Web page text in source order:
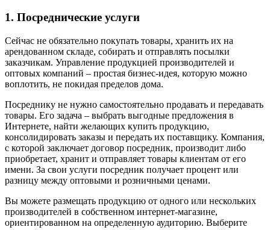
1. Посреднические услуги
Сейчас не обязательно покупать товары, хранить их на
арендованном складе, собирать и отправлять посылки
заказчикам. Управление продукцией производителей и
оптовых компаний – простая бизнес-идея, которую можно
воплотить, не покидая пределов дома.
Посреднику не нужно самостоятельно продавать и передавать
товары. Его задача – выбрать выгодные предложения в
Интернете, найти желающих купить продукцию,
консолидировать заказы и передать их поставщику. Компания,
с которой заключает договор посредник, производит либо
приобретает, хранит и отправляет товары клиентам от его
имени. За свои услуги посредник получает процент или
разницу между оптовыми и розничными ценами.
Вы можете размещать продукцию от одного или нескольких
производителей в собственном интернет-магазине,
ориентированном на определенную аудиторию. Выберите